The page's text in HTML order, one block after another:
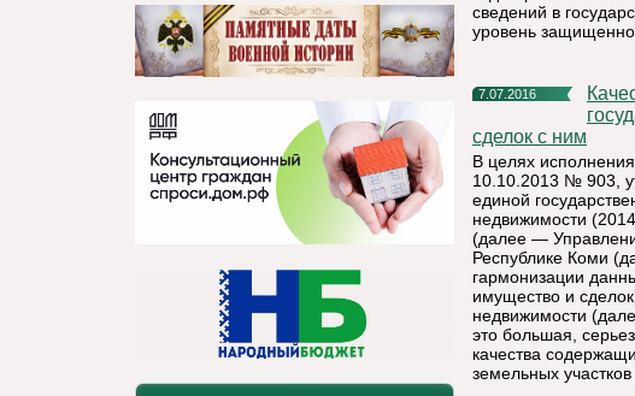
сведений в
уровень
7.07.2016
Качество данных информационного ресурса Единого
сделок с ним
В целях
10.10.2013 № 903,
единой
недвижимости
(далее —
Республике Коми
гармонизации
имущество и
недвижимости
это большая,
качества
земельных участков